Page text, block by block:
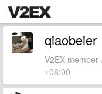
qiaobeier
V2EX
+08:00